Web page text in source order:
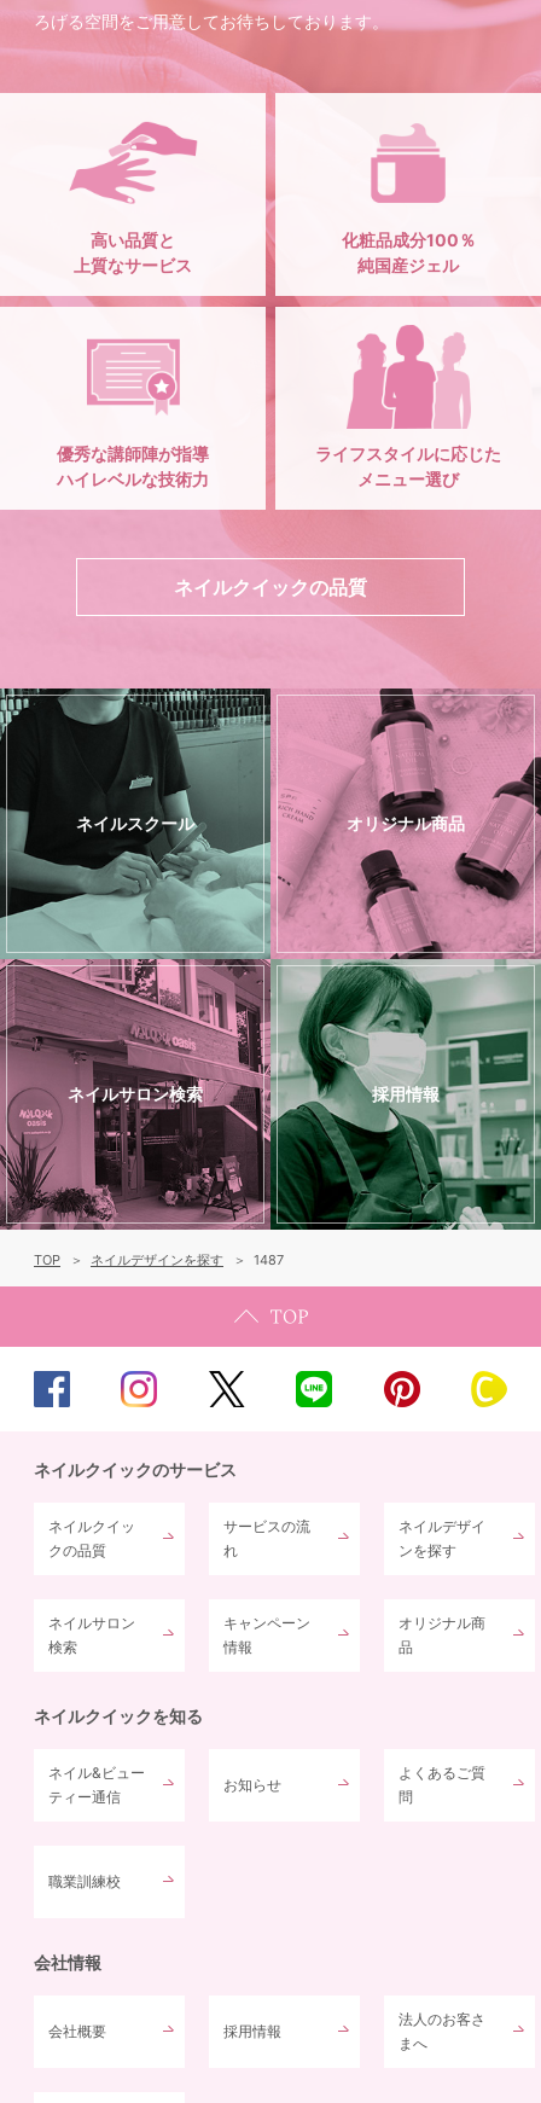
ろげる空間をご用意してお待ちしております。
高い品質と
上質なサービス
化粧品成分100％
純国産ジェル
優秀な講師陣が指導
ハイレベルな技術力
ライフスタイルに応じた
メニュー選び
ネイルクイックの品質
ネイルスクール オリジナル商品
ネイルサロン検索 採用情報
TOP ネイルデザインを探す 1487
ネイルクイックのサービス
ネイルクイッ
クの品質
サービスの流
れ
ネイルデザイ
ンを探す
ネイルサロン
検索
キャンペーン
情報
オリジナル商
品
ネイルクイックを知る
ネイル&ビュー
ティー通信
お知らせ
よくあるご質
問
職業訓練校
会社情報
会社概要 採用情報
法人のお客さ
まへ